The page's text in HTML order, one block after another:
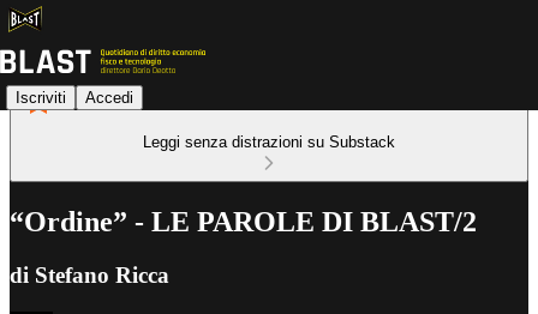
Iscriviti Accedi
Leggi senza distrazioni su Substack
“Ordine” - LE PAROLE DI BLAST/2
di Stefano Ricca